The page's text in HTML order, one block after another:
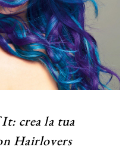
crea la tua
Hairlovers